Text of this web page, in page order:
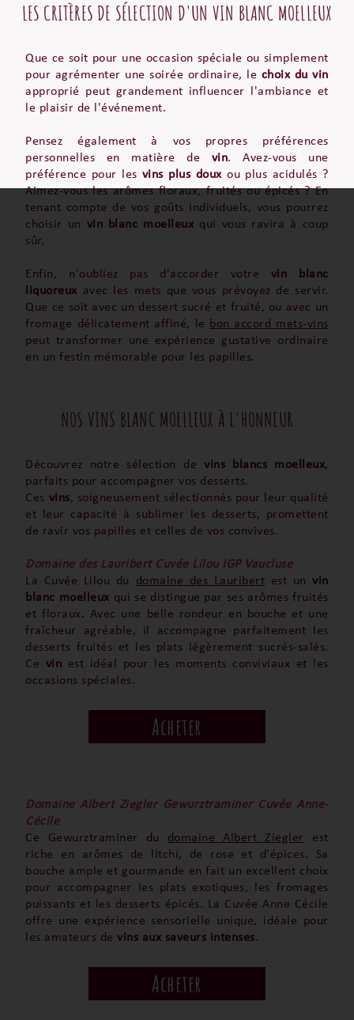
LES CRITÈRES DE SÉLECTION D'UN VIN BLANC MOELLEUX
Que ce soit pour une occasion spéciale ou simplement
pour agrémenter une soirée ordinaire, le choix du vin
approprié peut grandement influencer l'ambiance et
le plaisir de l'événement.
Pensez également à vos propres préférences
personnelles en matière de vin. Avez-vous une
préférence pour les vins plus douxou plus acidulés ?
Aimez-vous les arômes floraux, fruités ou épicés ? En
tenant compte de vos goûts individuels, vous pourrez
choisir un vin blanc moelleux qui vous ravira à coup
sûr.
Enfin, n'oubliez pas d'accorder votre vin blanc
liquoreux avec les mets que vous prévoyez de servir.
Que ce soit avec un dessert sucré et fruité, ou avec un
fromage délicatement affiné, le bon accord mets-vins
peut transformer une expérience gustative ordinaire
en un festin mémorable pour les papilles.
NOS VINS BLANC MOELLEUX À L'HONNEUR
Découvrez notre sélection devins blancs moelleux,
parfaits pour accompagner vos desserts.
Ces vins, soigneusement sélectionnés pour leur qualité
et leur capacité à sublimer les desserts, promettent
de ravir vos papilles et celles de vos convives.
Domaine des Lauribert Cuvée Lilou IGP Vaucluse
La Cuvée Lilou du domaine des Lauribert est unvin
blanc moelleux qui se distingue par ses arômes fruités
et floraux. Avec une belle rondeur en bouche et une
fraîcheur agréable, il accompagne parfaitement les
desserts fruités et les plats légèrement sucrés-salés.
Ce vin est idéal pour les moments conviviaux et les
occasions spéciales.
Acheter
Domaine Albert Ziegler Gewurztraminer Cuvée Anne-
Cécile
Ce Gewurztraminer du domaine Albert Ziegler
est
riche en arômes de litchi, de rose et d'épices. Sa
bouche ample et gourmande en fait un excellent choix
pour accompagner les plats exotiques, les fromages
puissants et les desserts épicés. La Cuvée Anne Cécile
offre une expérience sensorielle unique, idéale pour
les amateurs devins aux saveurs intenses.
Acheter